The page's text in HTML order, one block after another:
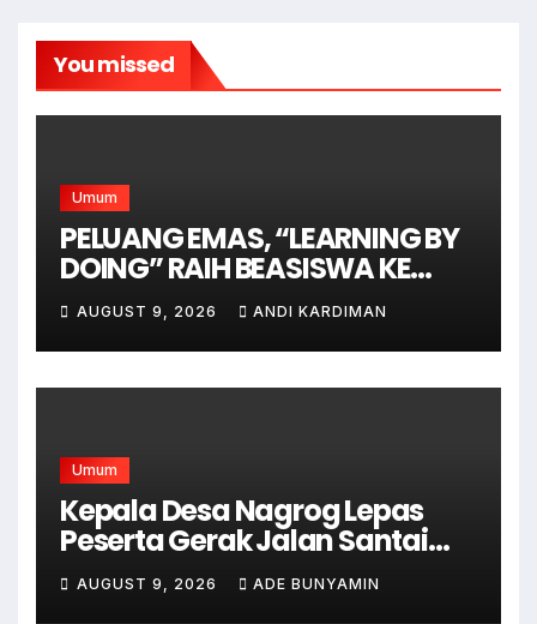
You missed
Umum
PELUANG EMAS, “LEARNING BY
DOING” RAIH BEASISWA KE
AUSTRALIA
AUGUST 9, 2026 ANDI KARDIMAN
Umum
Kepala Desa Nagrog Lepas
Peserta Gerak Jalan Santai
dalam Rangka HUT RI ke-81
AUGUST 9, 2026 ADE BUNYAMIN